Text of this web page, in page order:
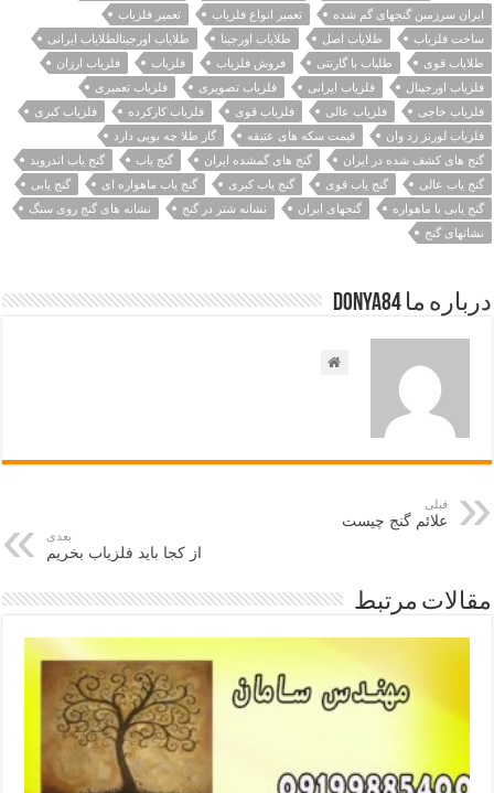
ایران سرزمین گنجهای گم شده تعمیر انواع فلزیاب
تعمیر فلزیاب
ساخت فلزیاب
طلایاب اصل طلایاب اورجینا
طلایاب اورجینالطلایاب ایرانی
طلایاب قوی
طلیاب با گارنتی فروش فلزیاب فلزیاب
فلزیاب ارزان
فلزیاب اورجینال
فلزیاب ایرانی فلزیاب تصویری
فلزیاب تعمیری
فلزیاب خاجی
فلزیاب عالی فلزیاب قوی فلزیاب کارکرده
فلزیاب کبری
فلزیاب لورنز زد وان
قیمت سکه های عتیقه
گاز طلا چه بویی دارد
گنج های کشف شده در ایران
گنج های گمشده ایران گنج یاب
گنج یاب اندروید
گنج یاب عالی
گنج یاب قوی گنج یاب کبری گنج یاب ماهواره ای
گنج یابی
گنج یابی با ماهواره
گنجهای ایران نشانه شتر در گنج
نشانه های گنج روی سنگ
نشانهای گنج
درباره ما Donya84
قبلی
علائم گنج چیست
بعدی
از کجا باید فلزیاب بخریم
مقالات مرتبط